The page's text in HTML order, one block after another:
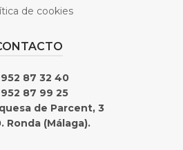
de cookies
87 32 40
952 87 99 25
de Parcent, 3
Ronda (Málaga).